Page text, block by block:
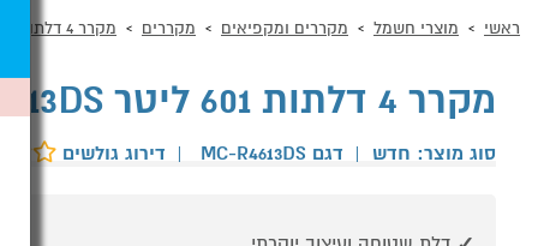
ראשי מוצרי חשמל מקררים ומקפיאים מקררים מקרר 4 דלתות
מקרר 4 דלתות 601 ליטר CHiQ MC-R4613DS נירוסטה
סוג מוצר: חדש | דגם MC-R4613DS | דירוג גולשים